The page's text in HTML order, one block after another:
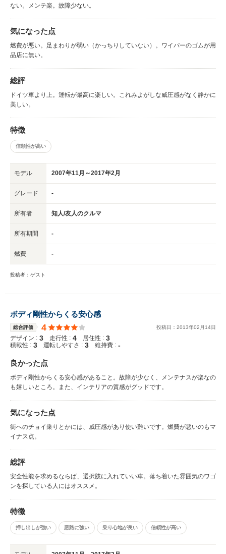
ない。メンテ楽。故障少ない。
気になった点
燃費が悪い。足まわりが弱い（かっちりしていない）。ワイパーのゴムが用
品店に無い。
総評
ドイツ車より上。運転が最高に楽しい。これみよがしな威圧感がなく静かに
美しい。
特徴
信頼性が高い
モデル 2007年11月～2017年2月
グレード -
所有者 知人/友人のクルマ
所有期間 -
燃費 -
投稿者：ゲスト
ボディ剛性からくる安心感
総合評価 4 投稿日： 2013年02 月 14日
デザイン : 3 走行性 : 4 居住性 : 3
積載性 : 3 運転しやすさ : 3 維持費 : -
良かった点
ボディ剛性からくる安心感があること。故障が少なく、メンテナスが楽なの
も嬉しいところ。また、インテリアの質感がグッドです。
気になった点
街へのチョイ乗りとかには、威圧感があり使い難いです。燃費が悪いのもマ
イナス点。
総評
安全性能を求めるならば、選択肢に入れていい車。落ち着いた雰囲気のワゴ
ンを探している人にはオススメ。
特徴
押し出しが強い 悪路に強い 乗り心地が良い 信頼性が高い